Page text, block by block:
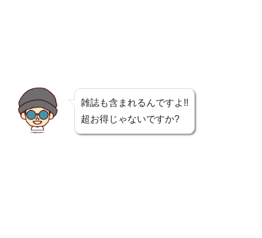
雑誌も含まれるんですよ!!
超お得じゃないですか?